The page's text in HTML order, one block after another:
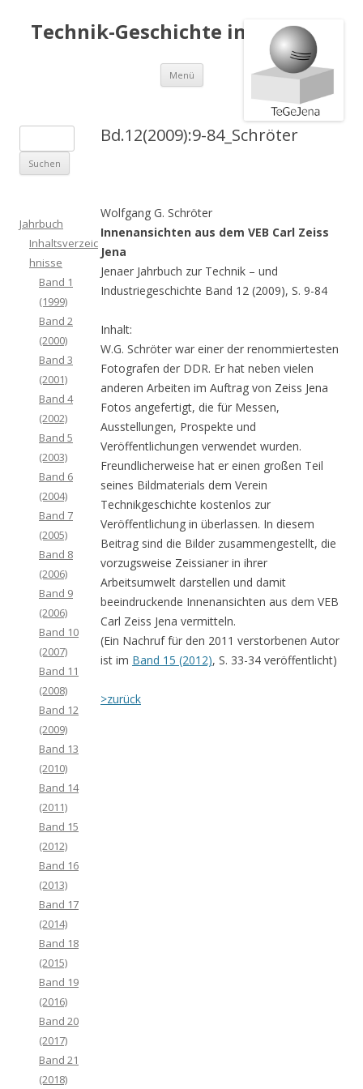
Technik-Geschichte in Jena e.V.
Menü Springe
Inhalt
Bd.12(2009):9-84_Schröter
Wolfgang G. Schröter
Innenansichten aus dem VEB Carl Zeiss
Jena
Jenaer Jahrbuch zur Technik – und
Industriegeschichte Band 12 (2009), S. 9-84
Inhalt:
W.G. Schröter war einer der renommiertesten
Fotografen der DDR. Er hat neben vielen
anderen Arbeiten im Auftrag von Zeiss Jena
Fotos angefertigt, die für Messen,
Ausstellungen, Prospekte und
Veröffentlichungen verwendet wurden.
Freundlicherweise hat er einen großen Teil
seines Bildmaterials dem Verein
Technikgeschichte kostenlos zur
Veröffentlichung in überlassen. In diesem
Beitrag sind die Bilder zusammengestellt, die
vorzugsweise Zeissianer in ihrer
Arbeitsumwelt darstellen und damit
beeindruckende Innenansichten aus dem VEB
Carl Zeiss Jena vermitteln.
(Ein Nachruf für den 2011 verstorbenen Autor
ist im Band 15 (2012), S. 33-34 veröffentlicht)
>zurück
u
c
n
Jahrbuch
Inhaltsverzeic
hnisse
Band 1
(1999)
Band 2
(2000)
Band 3
(2001)
Band 4
(2002)
Band 5
(2003)
Band 6
(2004)
Band 7
(2005)
Band 8
(2006)
Band 9
(2006)
Band 10
(2007)
Band 11
(2008)
Band 12
(2009)
Band 13
(2010)
Band 14
(2011)
Band 15
(2012)
Band 16
(2013)
Band 17
(2014)
Band 18
(2015)
Band 19
(2016)
Band 20
(2017)
Band 21
(2018)